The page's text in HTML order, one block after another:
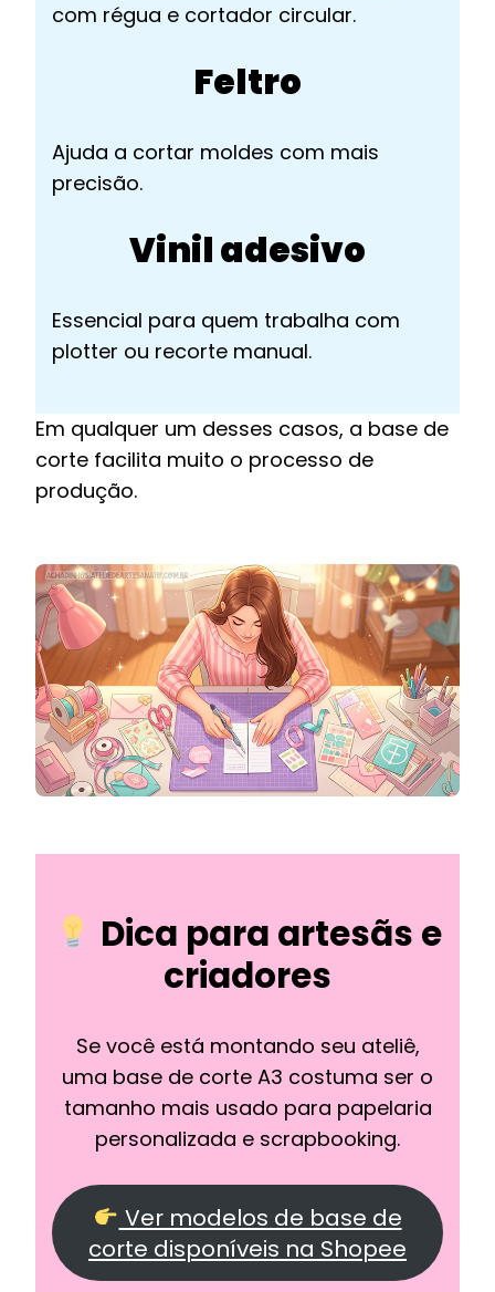
com régua e cortador circular.
Feltro
Ajuda a cortar moldes com mais
precisão.
Vinil adesivo
Essencial para quem trabalha com
plotter ou recorte manual.
Em qualquer um desses casos, a base de
corte facilita muito o processo de
produção.
Dica para artesãs e
criadores
Se você está montando seu ateliê,
uma base de corte A3 costuma ser o
tamanho mais usado para papelaria
personalizada e scrapbooking.
Ver modelos de base de
corte disponíveis na Shopee